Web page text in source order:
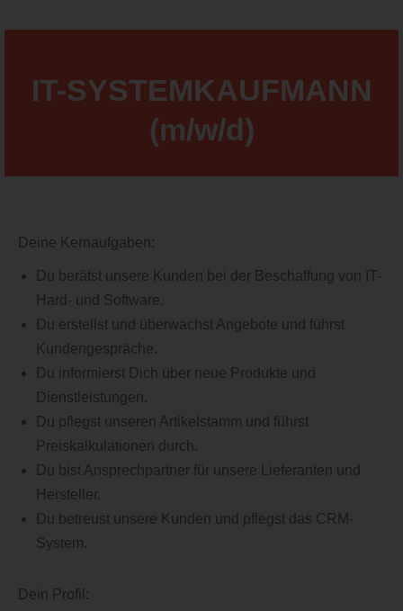
IT-SYSTEMKAUFMANN
(m/w/d)
Deine Kernaufgaben:
Du berätst unsere Kunden bei der Beschaffung von IT-
Hard- und Software.
Du erstellst und überwachst Angebote und führst
Kundengespräche.
Du informierst Dich über neue Produkte und
Dienstleistungen.
Du pflegst unseren Artikelstamm und führst
Preiskalkulationen durch.
Du bist Ansprechpartner für unsere Lieferanten und
Hersteller.
Du betreust unsere Kunden und pflegst das CRM-
System.
Dein Profil: